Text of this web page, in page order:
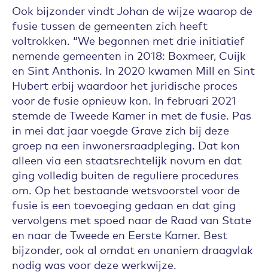
Ook bijzonder vindt Johan de wijze waarop de
fusie tussen de gemeenten zich heeft
voltrokken. “We begonnen met drie initiatief
nemende gemeenten in 2018: Boxmeer, Cuijk
en Sint Anthonis. In 2020 kwamen Mill en Sint
Hubert erbij waardoor het juridische proces
voor de fusie opnieuw kon. In februari 2021
stemde de Tweede Kamer in met de fusie. Pas
in mei dat jaar voegde Grave zich bij deze
groep na een inwonersraadpleging. Dat kon
alleen via een staatsrechtelijk novum en dat
ging volledig buiten de reguliere procedures
om. Op het bestaande wetsvoorstel voor de
fusie is een toevoeging gedaan en dat ging
vervolgens met spoed naar de Raad van State
en naar de Tweede en Eerste Kamer. Best
bijzonder, ook al omdat en unaniem draagvlak
nodig was voor deze werkwijze.